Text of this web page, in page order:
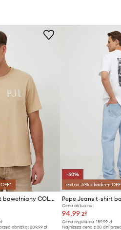
Pepe Jeans t-shirt bawełniany COLDEN
obniżką: 209,99 zł
-50%
extra -5% z kodem:
Cena aktualna:
94,99 zł
Cena regularna: 189,99 zł
Najniższa cena z 30 dni